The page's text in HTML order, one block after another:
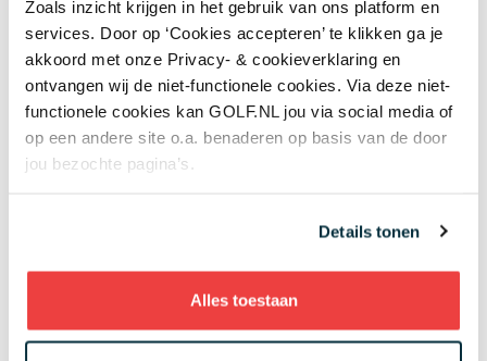
Zoals inzicht krijgen in het gebruik van ons platform en
services. Door op ‘Cookies accepteren’ te klikken ga je
akkoord met onze Privacy- & cookieverklaring en
ontvangen wij de niet-functionele cookies. Via deze niet-
functionele cookies kan GOLF.NL jou via social media of
op een andere site o.a. benaderen op basis van de door
jou bezochte pagina’s.
Details tonen
Alles toestaan
Meest gelezen
Handen andersom: volgens Joost
Luiten echt de makkelijkste
manier om te chippen
4 augustus 2026
Donald Trump claimt twee
4 augustus 2026